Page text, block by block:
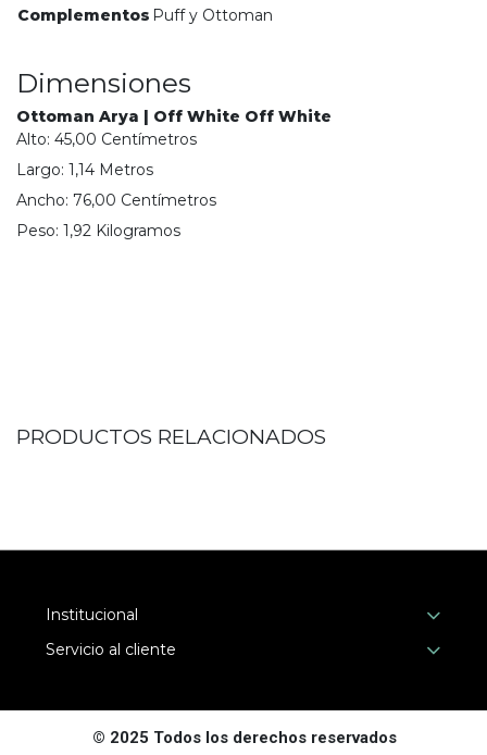
Complementos Puff y Ottoman
Dimensiones
Ottoman Arya | Off White Off White
Alto: 45,00 Centímetros
Largo: 1,14 Metros
Ancho: 76,00 Centímetros
Peso: 1,92 Kilogramos
PRODUCTOS RELACIONADOS
Institucional
Servicio al cliente
© 2025 Todos los derechos reservados